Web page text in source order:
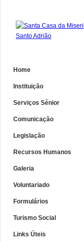
Home
Instituição
Serviços Sénior
Comunicação
Legislação
Recursos Humanos
Galeria
Voluntariado
Formulários
Turismo Social
Links Úteis